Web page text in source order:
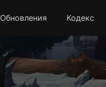
Обновления Кодекс